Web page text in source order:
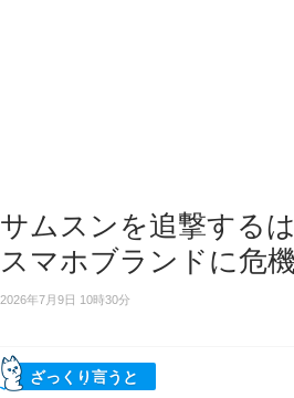
サムスンを追撃する
スマホブランドに危
2026年7月9日 10時30分
ざっくり言うと